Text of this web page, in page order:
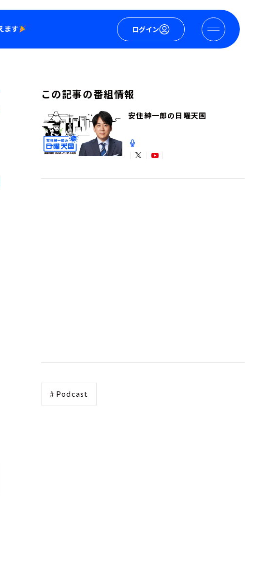
ログイン
この記事の番組情報
安住紳一郎の日曜天国
# Podcast